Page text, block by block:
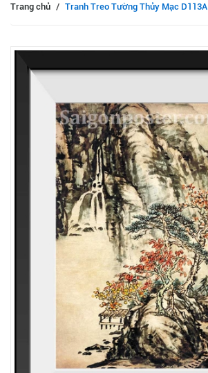
Trang chủ / Tranh Treo Tường Thủy Mạc D113A